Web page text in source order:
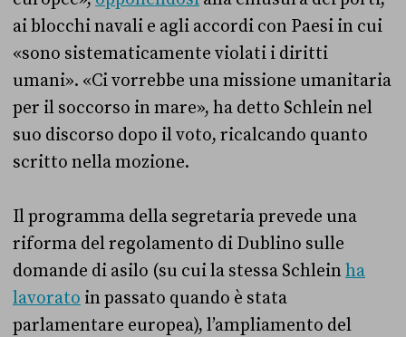
ai blocchi navali e agli accordi con Paesi in cui
«sono sistematicamente violati i diritti
umani». «Ci vorrebbe una missione umanitaria
per il soccorso in mare», ha detto Schlein nel
suo discorso dopo il voto, ricalcando quanto
scritto nella mozione.
Il programma della segretaria prevede una
riforma del regolamento di Dublino sulle
domande di asilo (su cui la stessa Schleinha
lavorato in passato quando è stata
parlamentare europea), l’ampliamento del